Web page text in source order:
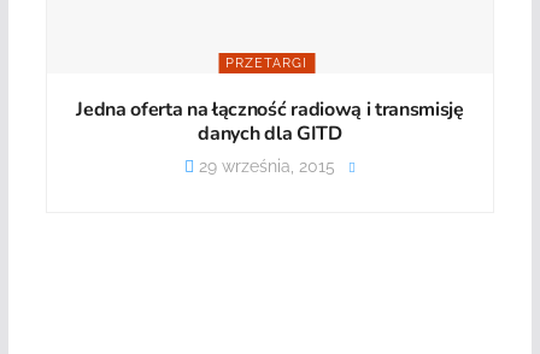
PRZETARGI
Jedna oferta na łączność radiową i transmisję
danych dla GITD
29 września, 2015